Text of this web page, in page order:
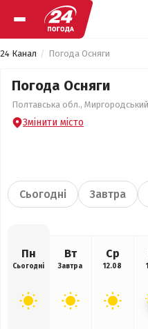
24 Канал Погода Осняги
Погода Осняги
Полтавська обл.,
Змінити місто
Сьогодні Завтра
Пн
Сьогодні
Вт
Завтра
Ср
12.08